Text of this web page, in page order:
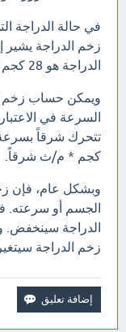
زخم الدراجة يشير
الدراجة هو 28 كجم * م/ث شمالاً.
ويمكن حساب زخم
السرعة في
كجم * م/ث شرقاً.
وبشكل عام، فإن
الجسم أو سرعته.
الدراجة سينخفض.
زخم الدراجة